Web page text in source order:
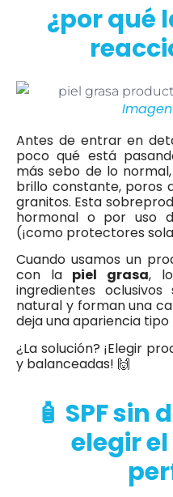
¿por qué
Antes de entrar en
poco qué está
más sebo de lo
brillo constante, poros
granitos. Esta
hormonal o por uso
(¡como protectores
Cuando usamos un
con la piel grasa,
ingredientes
natural y forman una
deja una apariencia tipo
¿La solución? ¡Elegir
y balanceadas! 🙌
🧴 SPF
elegir